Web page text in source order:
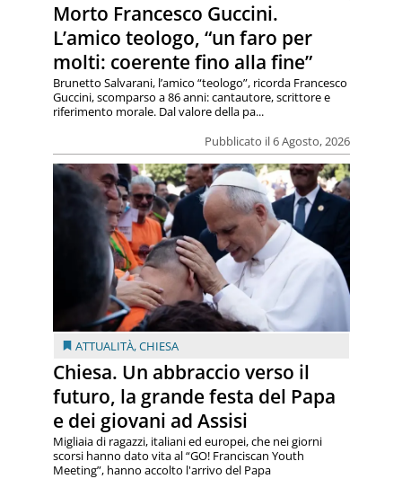
Morto Francesco Guccini.
L’amico teologo, “un faro per
molti: coerente fino alla fine”
Pubblicato il 6 Agosto, 2026
Brunetto Salvarani, l’amico “teologo”, ricorda Francesco
Guccini, scomparso a 86 anni: cantautore, scrittore e
riferimento morale. Dal valore della pa...
ATTUALITÀ,CHIESA
Chiesa. Un abbraccio verso il
futuro, la grande festa del Papa
e dei giovani ad Assisi
Migliaia di ragazzi, italiani ed europei, che nei giorni
scorsi hanno dato vita al “GO! Franciscan Youth
Meeting”, hanno accolto l'arrivo del Papa